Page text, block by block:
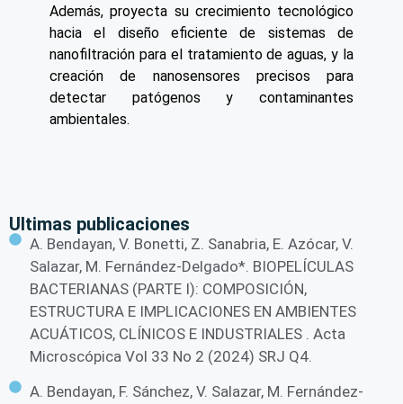
Además, proyecta su crecimiento tecnológico
hacia el diseño eficiente de sistemas de
nanofiltración para el tratamiento de aguas, y la
creación de nanosensores precisos para
detectar patógenos y contaminantes
ambientales.
Ultimas publicaciones
A. Bendayan, V. Bonetti, Z. Sanabria, E. Azócar, V.
Salazar, M. Fernández-Delgado*. BIOPELÍCULAS
BACTERIANAS (PARTE I): COMPOSICIÓN,
ESTRUCTURA E IMPLICACIONES EN AMBIENTES
ACUÁTICOS, CLÍNICOS E INDUSTRIALES . Acta
Microscópica Vol 33 No 2 (2024) SRJ Q4.
A. Bendayan, F. Sánchez, V. Salazar, M. Fernández-